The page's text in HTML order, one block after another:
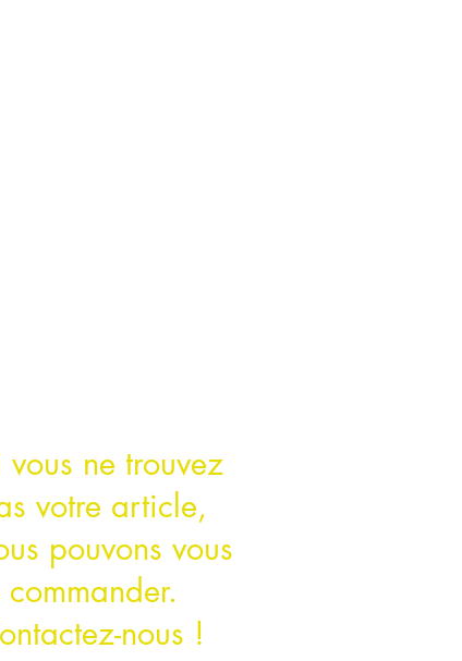
vous ne trouvez
votre article,
pouvons vous
commander.
nous !